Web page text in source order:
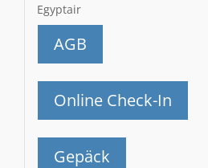
Egyptair
AGB
Online Check-In
Gepäck